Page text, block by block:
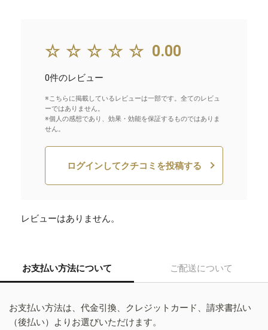
☆☆☆☆☆ 0.00
0件のレビュー
※こちらに掲載しているレビューは一部です。全てのレビュ
ーではありません。
※個人の感想であり、効果・効能を保証するものではありま
せん。
ログインしてクチコミを投稿する
レビューはありません。
お支払い方法について ご配送について
お支払い方法は、代金引換、クレジットカード、請求書払い
（後払い）よりお選びいただけます。